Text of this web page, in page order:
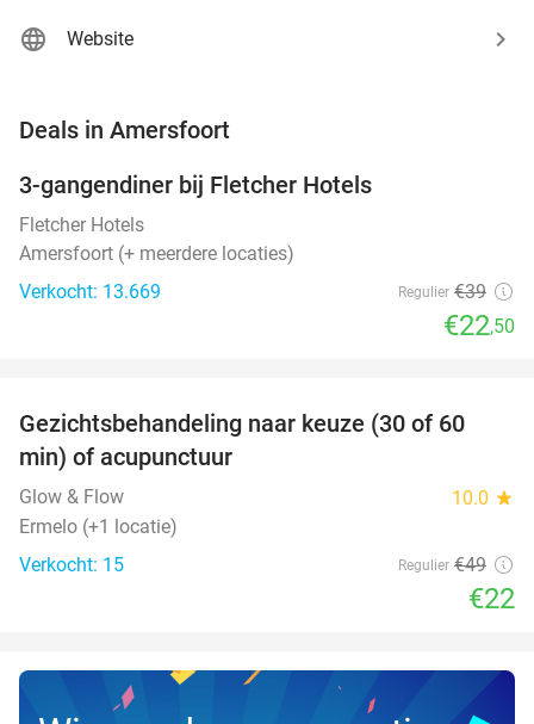
Website
Deals in Amersfoort
3-gangendiner bij Fletcher Hotels
Fletcher Hotels
Amersfoort (+ meerdere locaties)
Verkocht: 13.669
Regulier €39
€22,50
55%
TODAY
Gezichtsbehandeling naar keuze (30 of 60
min) of acupunctuur
Glow & Flow 10.0 star
Ermelo (+1 locatie)
Verkocht: 15
Regulier €49
€22